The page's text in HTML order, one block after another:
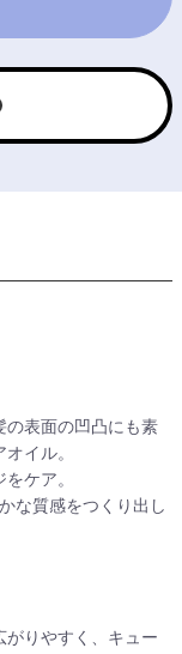
の表面の凹凸にも素
イル。
ケア。
な質感をつくり出し
りやすく、キュー